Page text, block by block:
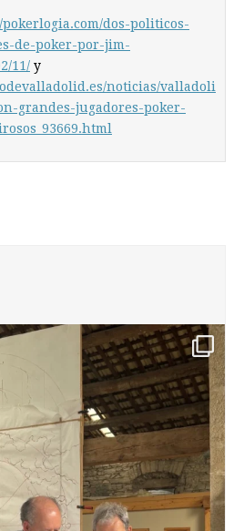
dos-politicos-
de-poker-por-jim-
11/ y
noticias/valladoli
grandes-jugadores-poker-